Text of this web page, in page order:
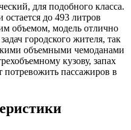
для подобного класса.
до 493 литров
объемом, модель отлично
городского жителя, так
объемными чемоданами
кузову, запах
пассажиров в